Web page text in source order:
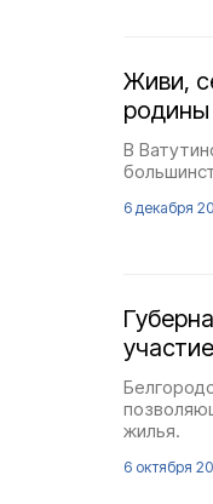
Живи,
родины
В
6 декабря
жилья.
6 октября